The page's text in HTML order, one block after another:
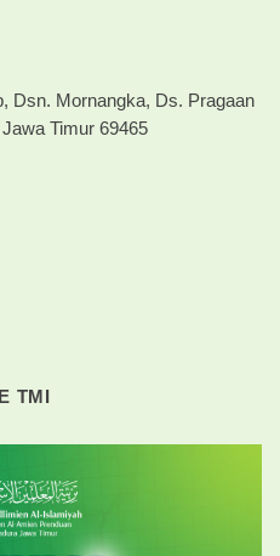
Dsn. Mornangka, Ds. Pragaan
Timur 69465
TMI